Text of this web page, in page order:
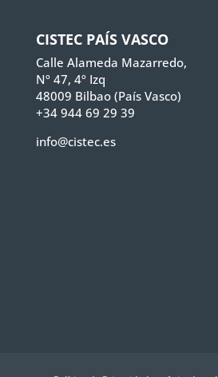
CISTEC PAÍS VASCO
Calle Alameda Mazarredo,
Nº 47, 4º Izq
48009 Bilbao (País Vasco)
+34 944 69 29 39
info@cistec.es